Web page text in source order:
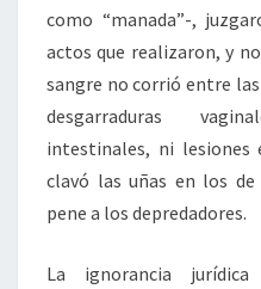
como “manada”-,
actos que realizaron, y
sangre no corrió entre
desgarraduras
intestinales, ni
clavó las uñas en los
pene a los depredadores.
La ignorancia